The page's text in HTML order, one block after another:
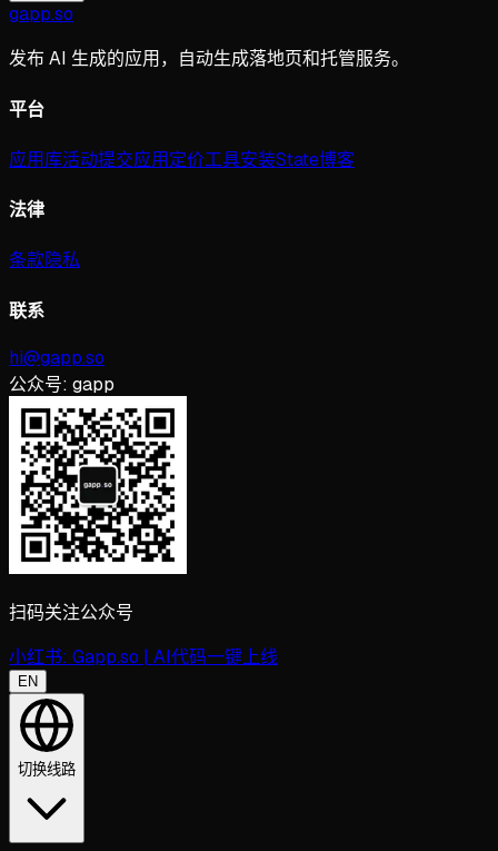
gapp.so
发布 AI 生成的应用，自动生成落地页和托管服务。
平台
应用库活动提交应用定价工具安装State博客
法律
条款隐私
联系
hi@gapp.so
公众号: gapp
扫码关注公众号
小红书: Gapp.so | AI代码一键上线
EN
切换线路